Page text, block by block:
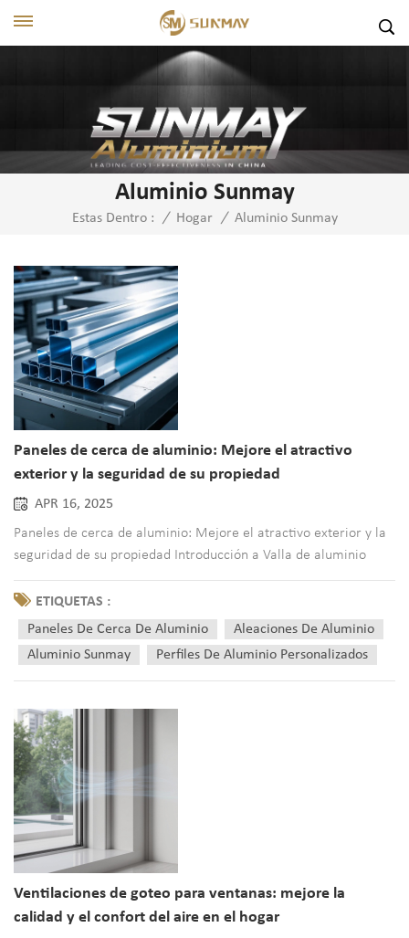
Aluminio Sunmay
Estas Dentro : / Hogar / Aluminio Sunmay
Paneles de cerca de aluminio: Mejore el atractivo
exterior y la seguridad de su propiedad
APR 16, 2025
Paneles de cerca de aluminio: Mejore el atractivo exterior y la
seguridad de su propiedad Introducción a Valla de aluminio
Paneles Imagine transformar los límites de su propiedad con
una solución que combina elegancia, resistencia y bajo
mantenimiento. Los paneles de alumini...
ETIQUETAS :
Paneles De Cerca De Aluminio
Aleaciones De Aluminio
Aluminio Sunmay
Perfiles De Aluminio Personalizados
Ventilaciones de goteo para ventanas: mejore la
calidad y el confort del aire en el hogar